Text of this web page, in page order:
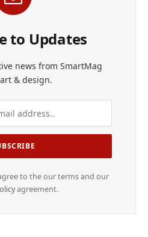
to Updates
news from SmartMag
& design.
to the our terms and our
agreement.